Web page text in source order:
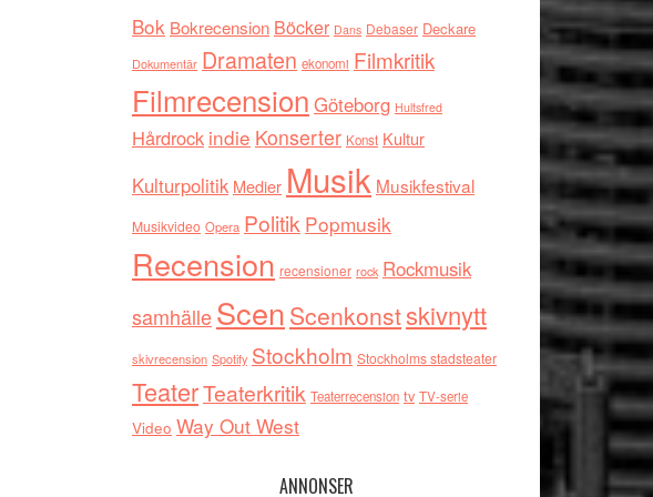
Bok Bokrecension Böcker Dans Debaser Deckare
Dokumentär Dramaten ekonomi Filmkritik
Filmrecension Göteborg Hultsfred
Hårdrock indie Konserter Konst Kultur
Kulturpolitik Medier Musik Musikfestival
Musikvideo Opera Politik Popmusik
Recension recensioner rock Rockmusik
samhälleScen Scenkonstskivnytt
skivrecension Spotify Stockholm Stockholms stadsteater
TeaterTeaterkritik Teaterrecension tv TV-serie
Video Way Out West
ANNONSER